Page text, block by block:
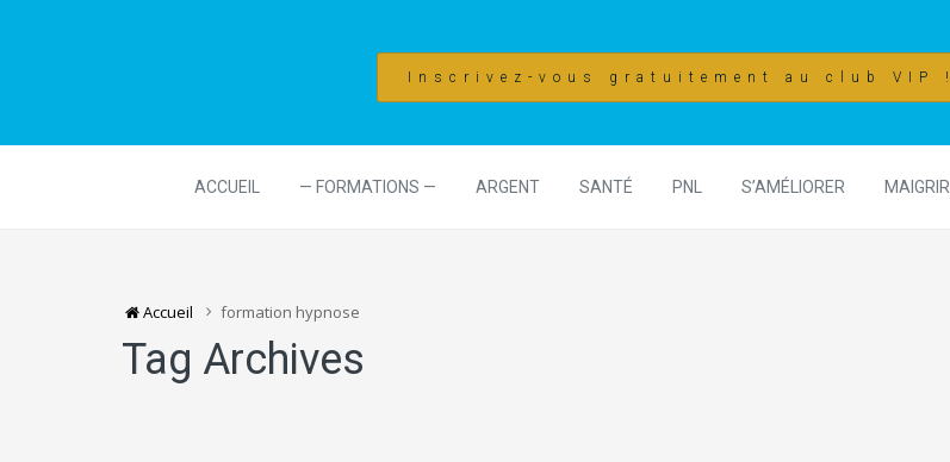
Inscrivez-vous gratuitement au club VIP !
ACCUEIL — FORMATIONS — ARGENT SANTÉ PNL S’AMÉLIORER MAIGRIR
Accueil formation hypnose
Tag Archives